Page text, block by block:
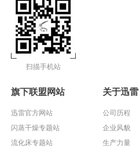
扫描手机站
旗下联盟网站
迅雷官方网站
闪蒸干燥专题站
流化床专题站
关于迅雷
公司历程
企业风貌
生产力量